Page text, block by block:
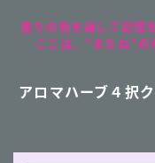
香りの色を通して記憶
ここは、“またね”の
アロマハーブ４択